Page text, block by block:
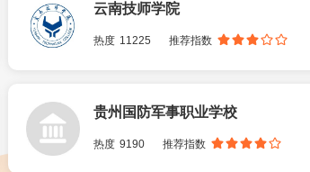
云南技师学院
热度 11225 推荐指数
贵州国防军事职业学校
热度 9190 推荐指数